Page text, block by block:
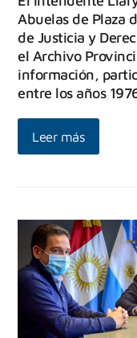
Abuelas de Plaza
de Justicia y
el Archivo
información,
entre los años
Leer más